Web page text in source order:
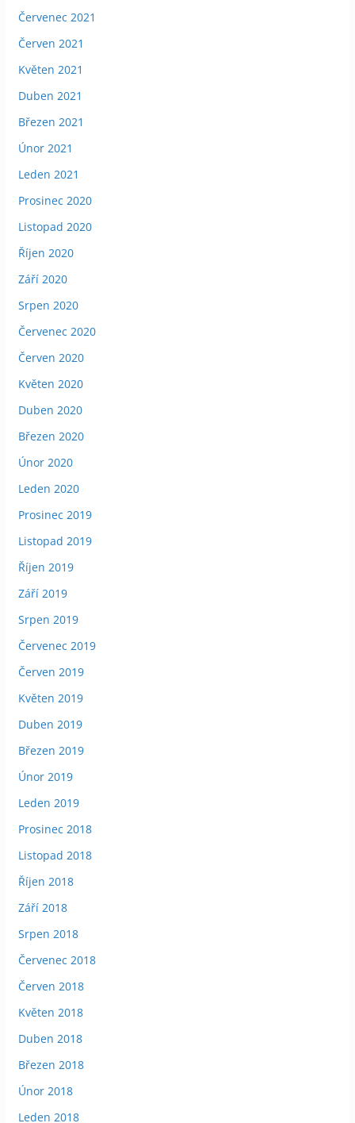
Červenec 2021
Červen 2021
Květen 2021
Duben 2021
Březen 2021
Únor 2021
Leden 2021
Prosinec 2020
Listopad 2020
Říjen 2020
Září 2020
Srpen 2020
Červenec 2020
Červen 2020
Květen 2020
Duben 2020
Březen 2020
Únor 2020
Leden 2020
Prosinec 2019
Listopad 2019
Říjen 2019
Září 2019
Srpen 2019
Červenec 2019
Červen 2019
Květen 2019
Duben 2019
Březen 2019
Únor 2019
Leden 2019
Prosinec 2018
Listopad 2018
Říjen 2018
Září 2018
Srpen 2018
Červenec 2018
Červen 2018
Květen 2018
Duben 2018
Březen 2018
Únor 2018
Leden 2018